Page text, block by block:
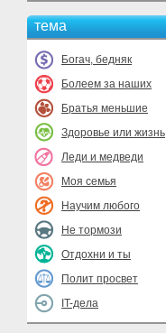
тема
Богач, бедняк
Болеем за наших
Братья меньшие
Здоровье или жизнь
Леди и медведи
Моя семья
Научим любого
Не тормози
Отдохни и ты
Полит просвет
IT-дела